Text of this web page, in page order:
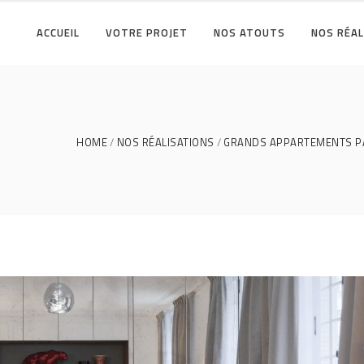
ACCUEIL VOTRE PROJET NOS ATOUTS NOS
HOME NOS RÉALISATIONS GRANDS APPARTEMENTS